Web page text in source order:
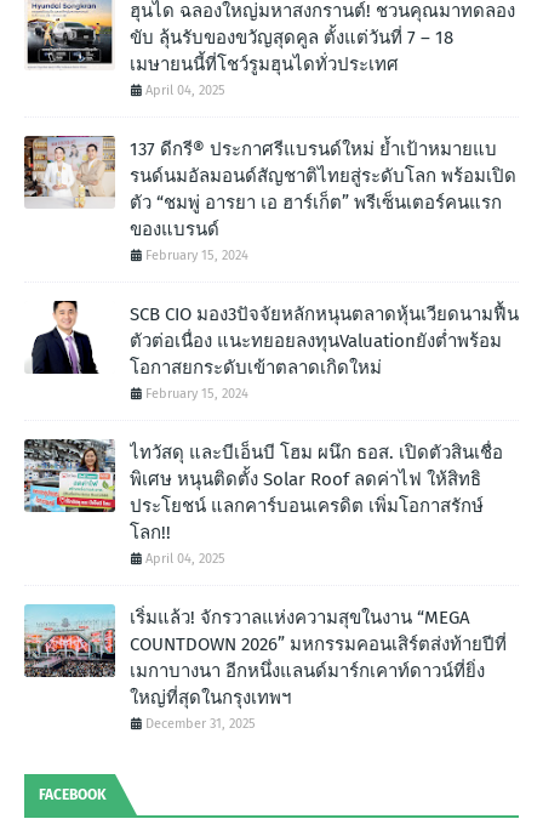
ฮุนได ฉลองใหญ่มหาสงกรานต์! ชวนคุณมาทดลอง
ขับ ลุ้นรับของขวัญสุดคูล ตั้งแต่วันที่ 7 – 18
เมษายนนี้ที่โชว์รูมฮุนไดทั่วประเทศ
April 04, 2025
137 ดีกรี® ประกาศรีแบรนด์ใหม่ ย้ำเป้าหมายแบ
รนด์นมอัลมอนด์สัญชาติไทยสู่ระดับโลก พร้อมเปิด
ตัว “ชมพู่ อารยา เอ ฮาร์เก็ต” พรีเซ็นเตอร์คนแรก
ของแบรนด์
February 15, 2024
SCB CIO มอง3ปัจจัยหลักหนุนตลาดหุ้นเวียดนามฟื้น
ตัวต่อเนื่อง แนะทยอยลงทุนValuationยังต่ำพร้อม
โอกาสยกระดับเข้าตลาดเกิดใหม่
February 15, 2024
ไทวัสดุ และบีเอ็นบี โฮม ผนึก ธอส. เปิดตัวสินเชื่อ
พิเศษ หนุนติดตั้ง Solar Roof ลดค่าไฟ ให้สิทธิ
ประโยชน์ แลกคาร์บอนเครดิต เพิ่มโอกาสรักษ์
โลก!!
April 04, 2025
เริ่มแล้ว! จักรวาลแห่งความสุขในงาน “MEGA
COUNTDOWN 2026” มหกรรมคอนเสิร์ตส่งท้ายปีที่
เมกาบางนา อีกหนึ่งแลนด์มาร์กเคาท์ดาวน์ที่ยิ่ง
ใหญ่ที่สุดในกรุงเทพฯ
December 31, 2025
FACEBOOK